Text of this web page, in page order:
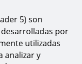
5) son
por
utilizadas
analizar y